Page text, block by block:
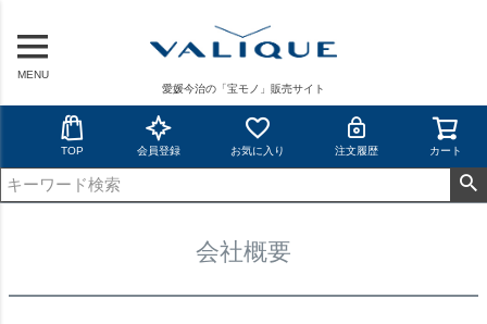
MENU
愛媛今治の「宝モノ」販売サイト
TOP 会員登録 お気に入り 注文履歴 カート
会社概要